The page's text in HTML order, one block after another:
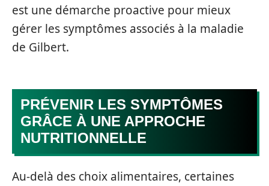
est une démarche proactive pour mieux
gérer les symptômes associés à la maladie
de Gilbert.
PRÉVENIR LES SYMPTÔMES
GRÂCE À UNE APPROCHE
NUTRITIONNELLE
Au-delà des choix alimentaires, certaines